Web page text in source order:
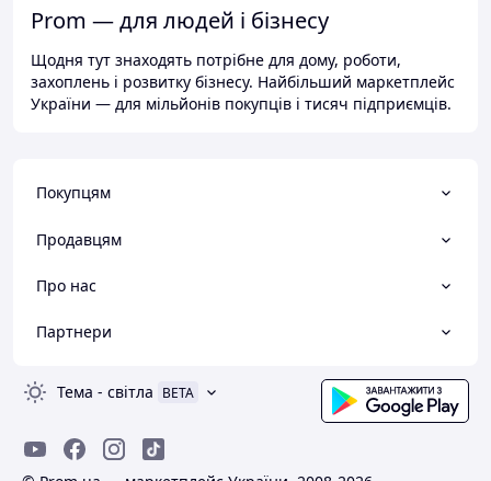
Prom — для людей і бізнесу
Щодня тут знаходять потрібне для дому, роботи,
захоплень і розвитку бізнесу. Найбільший маркетплейс
України — для мільйонів покупців і тисяч підприємців.
Покупцям
Продавцям
Про нас
Партнери
Тема - світла BETA